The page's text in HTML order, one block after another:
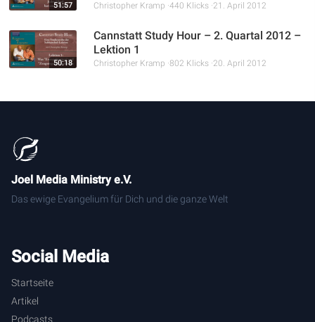
51:57 Christopher Kramp 440 Klicks 21. April 2012
50:18
Cannstatt Study Hour – 2. Quartal 2012 –
Lektion 1
Christopher Kramp 802 Klicks 20. April 2012
Joel Media Ministry e.V.
Das ewige Evangelium für Dich und die ganze Welt
Social Media
Startseite
Artikel
Podcasts